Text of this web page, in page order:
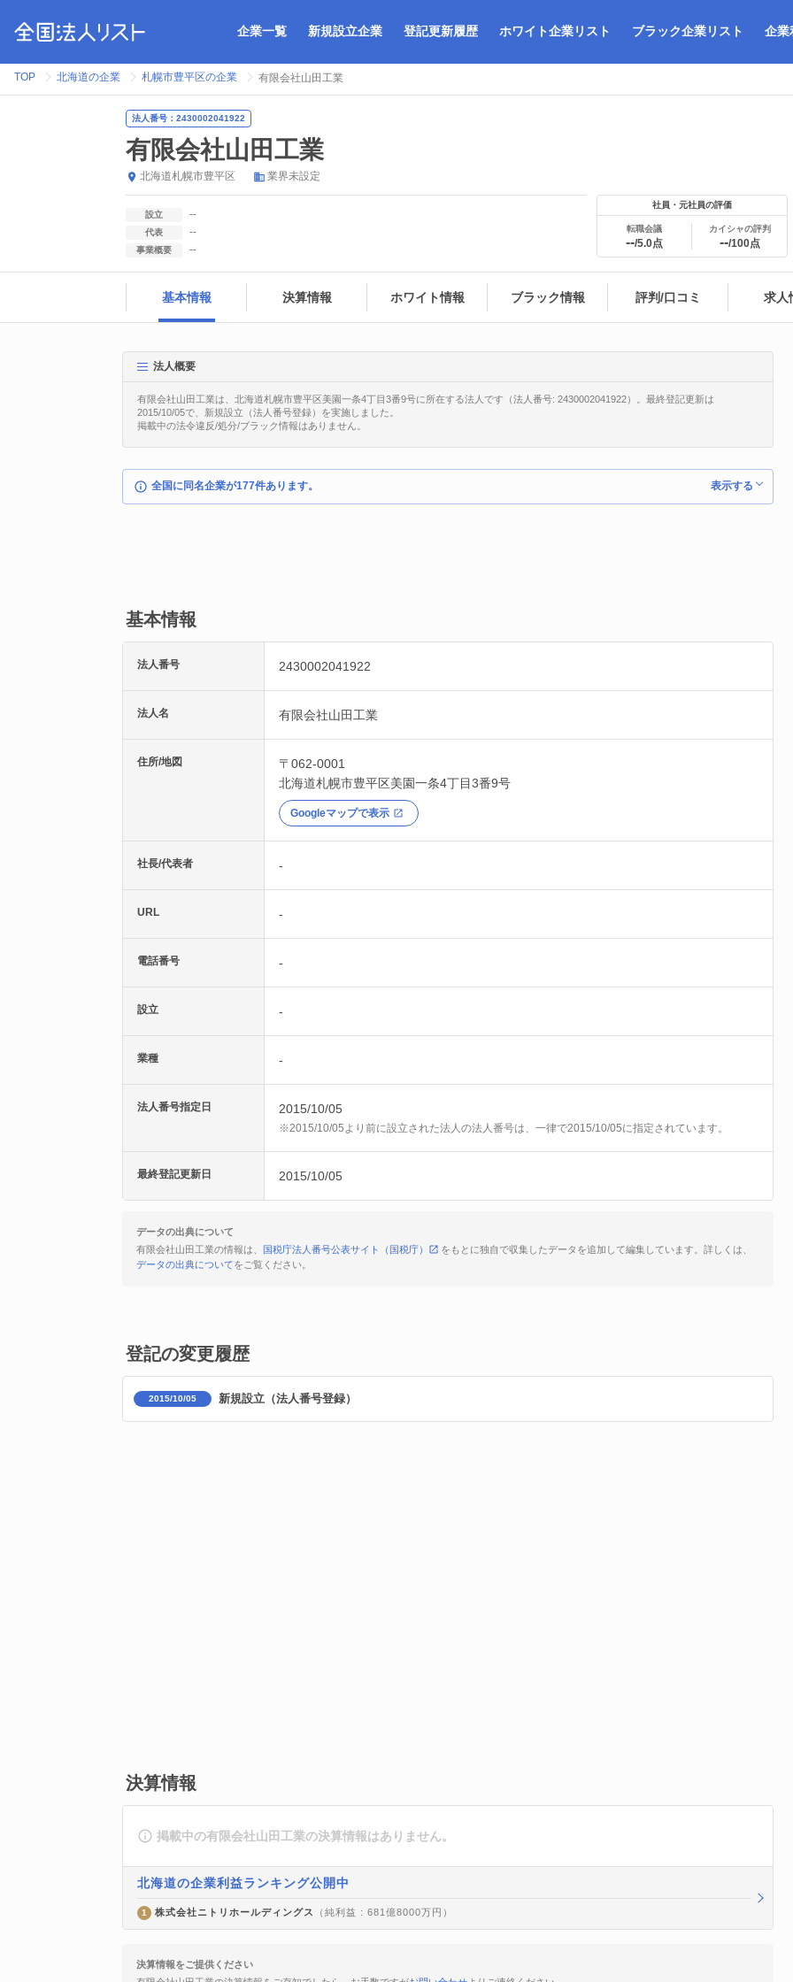
企業一覧 新規設立企業 登記更新履歴 ホワイト企業リスト ブラック企業リスト 企業
TOP 北海道の企業 札幌市豊平区の企業 有限会社山田工業
法人番号：2430002041922
有限会社山田工業
北海道札幌市豊平区 業界未設定
設立 --
代表 --
事業概要 --
社員・元社員の評価
転職会議
--/5.0点
カイシャの評判
--/100点
基本情報 決算情報 ホワイト情報 ブラック情報 評判/口コミ 求人
法人概要
有限会社山田工業は、北海道札幌市豊平区美園一条4丁目3番9号に所在する法人です（法人番号: 2430002041922）。最終登記更新は
2015/10/05で、新規設立（法人番号登録）を実施しました。
掲載中の法令違反/処分/ブラック情報はありません。
全国に同名企業が177件あります。 表示する
基本情報
法人番号 2430002041922
法人名 有限会社山田工業
住所/地図
〒062-0001
北海道札幌市豊平区美園一条4丁目3番9号
Googleマップで表示
社長/代表者 -
URL -
電話番号 -
設立 -
業種 -
法人番号指定日 2015/10/05
※2015/10/05より前に設立された法人の法人番号は、一律で2015/10/05に指定されています。
最終登記更新日 2015/10/05
データの出典について
有限会社山田工業の情報は、
国税庁法人番号公表サイト（国税庁）
をもとに独自で収集したデータを追加して編集しています。詳しくは、
データの出典についてをご覧ください。
登記の変更履歴
2015/10/05 新規設立（法人番号登録）
決算情報
掲載中の有限会社山田工業の決算情報はありません。
北海道の企業利益ランキング公開中
1 株式会社ニトリホールディングス （純利益 : 681億8000万円）
決算情報をご提供ください